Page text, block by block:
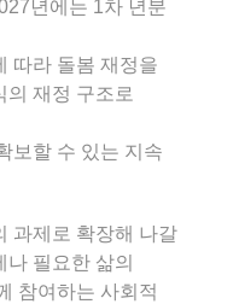
년에는 1차 년분
따라 돌봄 재정을
의 재정 구조로
보할 수 있는 지속
과제로 확장해 나갈
필요한 삶의
참여하는 사회적